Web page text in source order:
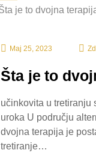
Maj 25, 2023
Šta je to
učinkovita u tretiranju
uroka U području
dvojna terapija je
tretiranje…